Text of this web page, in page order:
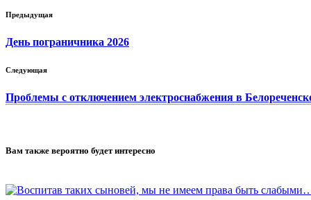
Предыдущая
День пограничника 2026
Следующая
Проблемы с отключением электроснабжения в
Вам также вероятно будет интересно